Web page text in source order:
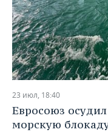
23 июл, 18:40
Евросоюз
морскую